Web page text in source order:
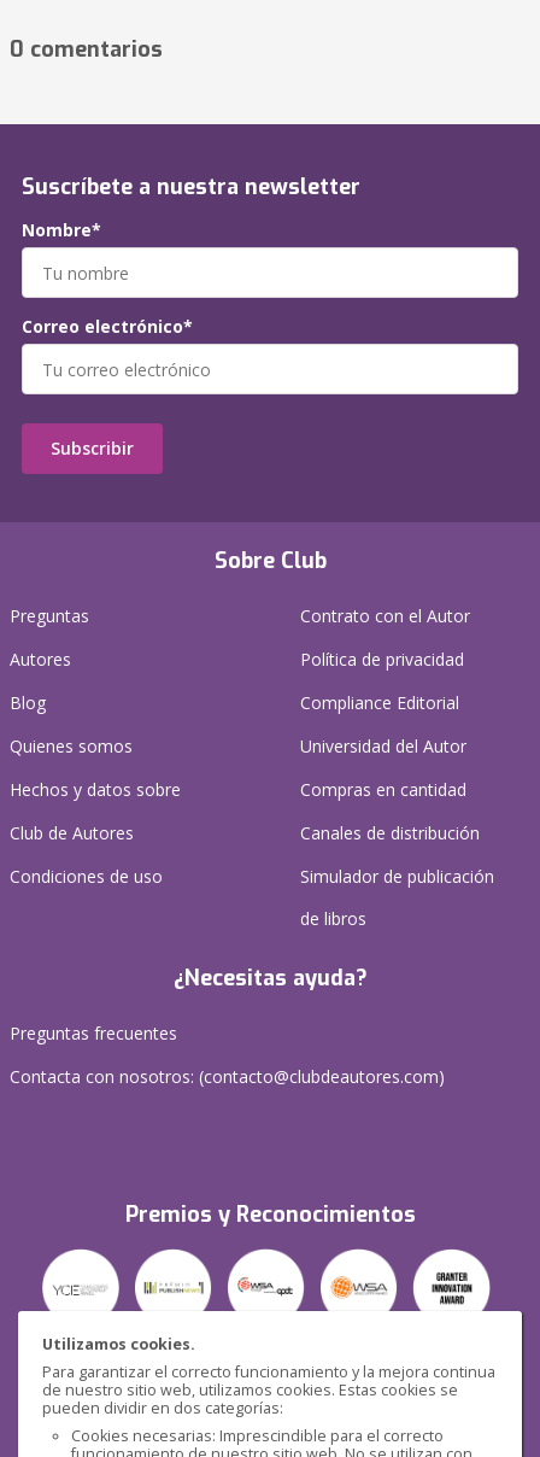
Utilizamos cookies.
Para garantizar el correcto funcionamiento y la mejora continua
de nuestro sitio web, utilizamos cookies. Estas cookies se
pueden dividir en dos categorías:
Cookies necesarias: Imprescindible para el correcto
0 comentarios
Sobre Club
Preguntas
Autores
Blog
Quienes somos
Hechos y datos sobre
Club de Autores
Condiciones de uso
Contrato con el Autor
Política de privacidad
Compliance Editorial
Universidad del Autor
Compras en cantidad
Canales de distribución
Simulador de publicación
de libros
¿Necesitas ayuda?
Preguntas frecuentes
Contacta con nosotros: (contacto@clubdeautores.com)
Premios y Reconocimientos
Seguridad
Suscríbete a nuestra newsletter
Nombre*
Correo electrónico*
Subscribir